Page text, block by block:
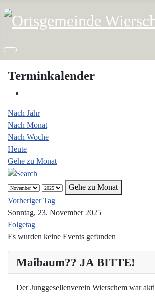
Maibaum?? JA BITTE!
Der Junggesellenverein Wierschem war
Terminkalender
Nach Jahr
Nach Monat
Nach Woche
Heute
Gehe zu Monat
Gehe zu Monat
Vorheriger Tag
Sonntag, 23. November 2025
Folgetag
Es wurden keine Events gefunden